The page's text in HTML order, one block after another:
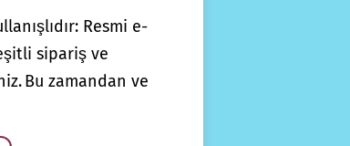
Resmi e-
sipariş ve
Bu zamandan ve